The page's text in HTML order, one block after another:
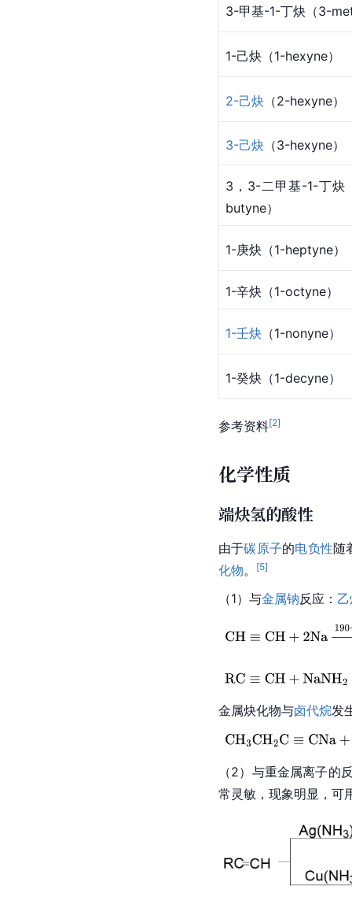
3-甲基-1-丁炔（3-
1-己炔（1-hexyne）
2-己炔 （2-hexyne）
3-己炔 （3-hexyne）
3，3-二甲基-1-丁炔
butyne）
1-庚炔（1-heptyne）
1-辛炔（1-octyne）
1-壬炔 （1-nonyne）
1-癸炔（1-decyne）
参考资料[2]
化学性质
端炔氢的酸性
由于碳原子的电负性随
化物。 [5]
（1）与金属钠反应：
金属炔化物与卤代烷发
（2）与重金属离子的
常灵敏，现象明显，可